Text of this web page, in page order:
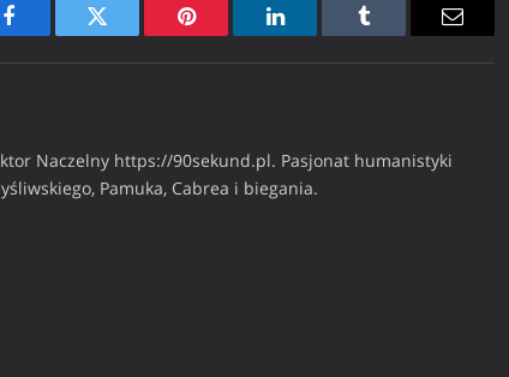
Facebook Twitter Pinterest LinkedIn Tumblr Email
Naczelny https://90sekund.pl. Pasjonat humanistyki
Pamuka, Cabrea i biegania.